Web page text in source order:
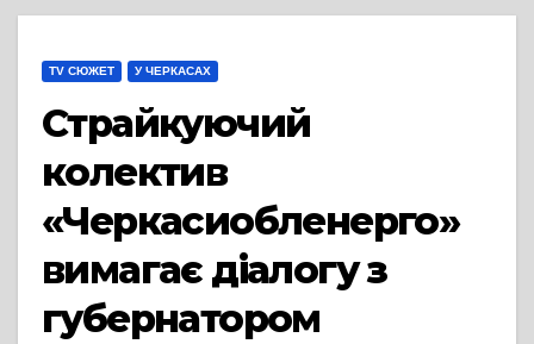
TV СЮЖЕТ У ЧЕРКАСАХ
Страйкуючий
колектив
«Черкасиобленерго»
вимагає діалогу з
губернатором